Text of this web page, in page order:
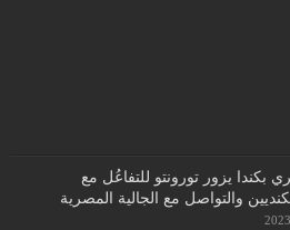
بكندا يزور تورونتو للتفاعُل مع
والتواصل مع الجالية المصرية